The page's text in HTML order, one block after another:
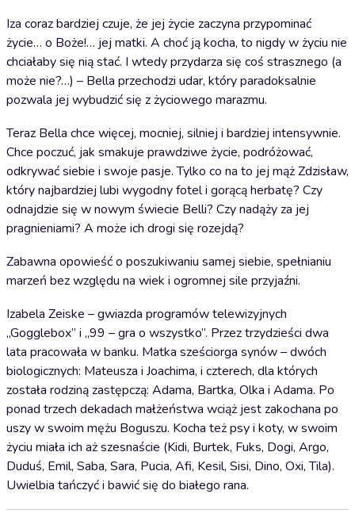
Iza coraz bardziej czuje, że jej życie zaczyna przypominać
życie… o Boże!… jej matki. A choć ją kocha, to nigdy w życiu nie
chciałaby się nią stać. I wtedy przydarza się coś strasznego (a
może nie?…) – Bella przechodzi udar, który paradoksalnie
pozwala jej wybudzić się z życiowego marazmu.
Teraz Bella chce więcej, mocniej, silniej i bardziej intensywnie.
Chce poczuć, jak smakuje prawdziwe życie, podróżować,
odkrywać siebie i swoje pasje. Tylko co na to jej mąż Zdzisław,
który najbardziej lubi wygodny fotel i gorącą herbatę? Czy
odnajdzie się w nowym świecie Belli? Czy nadąży za jej
pragnieniami? A może ich drogi się rozejdą?
Zabawna opowieść o poszukiwaniu samej siebie, spełnianiu
marzeń bez względu na wiek i ogromnej sile przyjaźni.
Izabela Zeiske – gwiazda programów telewizyjnych
„Gogglebox” i „99 – gra o wszystko”. Przez trzydzieści dwa
lata pracowała w banku. Matka sześciorga synów – dwóch
biologicznych: Mateusza i Joachima, i czterech, dla których
została rodziną zastępczą: Adama, Bartka, Olka i Adama. Po
ponad trzech dekadach małżeństwa wciąż jest zakochana po
uszy w swoim mężu Boguszu. Kocha też psy i koty, w swoim
życiu miała ich aż szesnaście (Kidi, Burtek, Fuks, Dogi, Argo,
Duduś, Emil, Saba, Sara, Pucia, Afi, Kesil, Sisi, Dino, Oxi, Tila).
Uwielbia tańczyć i bawić się do białego rana.